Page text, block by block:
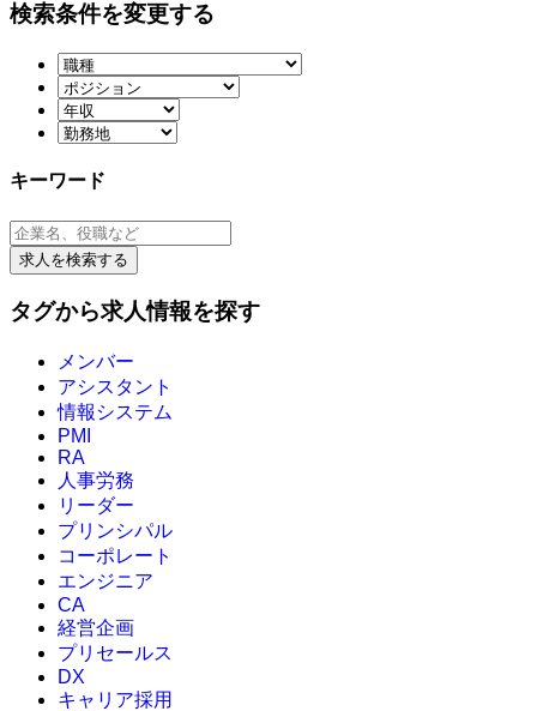
検索条件を変更する
キーワード
求人を検索する
タグから求人情報を探す
メンバー
アシスタント
情報システム
PMI
RA
人事労務
リーダー
プリンシパル
コーポレート
エンジニア
CA
経営企画
プリセールス
DX
キャリア採用